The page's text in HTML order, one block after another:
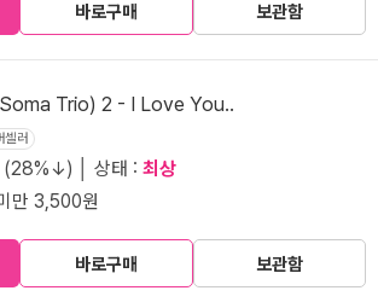
바로구매 보관함
Trio) 2 - I Love You..
셀러
(28%↓) │ 상태 : 최상
만 3,500원
바로구매 보관함